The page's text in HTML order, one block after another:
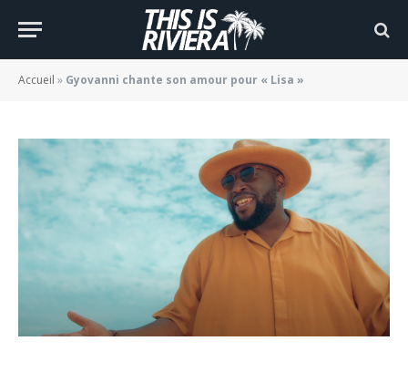
Accueil » Gyovanni chante son amour pour « Lisa »
pour « Lisa »
BY JADE MORGANE BLOGGER 08/08/2022